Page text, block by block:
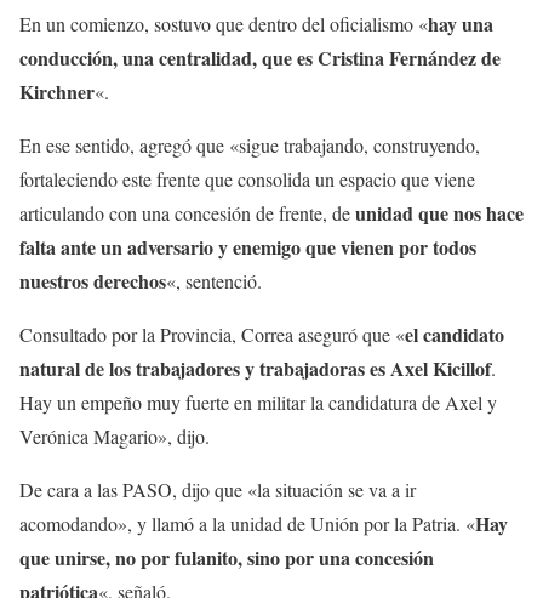
En un comienzo, sostuvo que dentro del oficialismo «hay una
conducción, una centralidad, que es Cristina Fernández de
Kirchner«.
En ese sentido, agregó que «sigue trabajando, construyendo,
fortaleciendo este frente que consolida un espacio que viene
articulando con una concesión de frente, deunidad que nos hace
falta ante un adversario y enemigo que vienen por todos
nuestros derechos«, sentenció.
Consultado por la Provincia, Correa aseguró que «el candidato
natural de los trabajadores y trabajadoras es Axel Kicillof.
Hay un empeño muy fuerte en militar la candidatura de Axel y
Verónica Magario», dijo.
De cara a las PASO, dijo que «la situación se va a ir
acomodando», y llamó a la unidad de Unión por la Patria. «Hay
que unirse, no por fulanito, sino por una concesión
patriótica«, señaló.